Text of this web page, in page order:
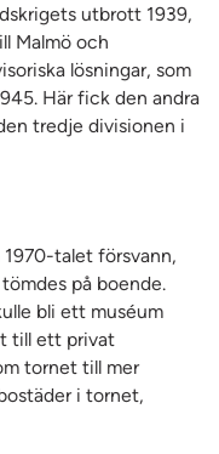
utbrott 1939,
Malmö och
lösningar, som
Här fick den andra
tredje divisionen i
talet försvann,
på boende.
bli ett muséum
till ett privat
tornet till mer
i tornet,